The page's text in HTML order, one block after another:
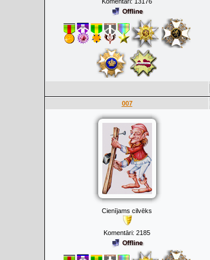
007
Cienījams cilvēks
Komentāri: 2185